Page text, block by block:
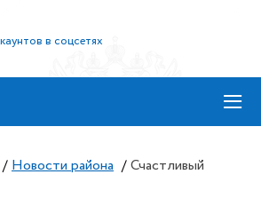
в соцсетях
≡
/ Новости района / Счастливый